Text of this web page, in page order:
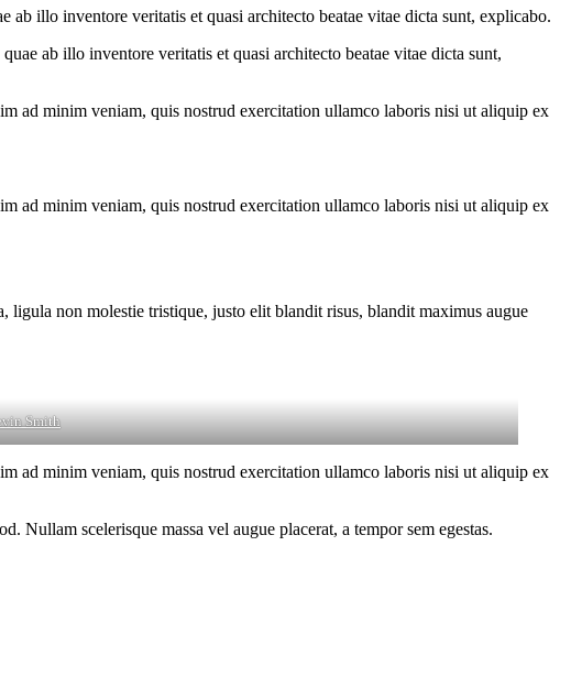
ab illo inventore veritatis et quasi architecto beatae vitae dicta sunt, explicabo.
ab illo inventore veritatis et quasi architecto beatae vitae dicta sunt,
ad minim veniam, quis nostrud exercitation ullamco laboris nisi ut aliquip ex
ad minim veniam, quis nostrud exercitation ullamco laboris nisi ut aliquip ex
ligula non molestie tristique, justo elit blandit risus, blandit maximus augue
Smith
ad minim veniam, quis nostrud exercitation ullamco laboris nisi ut aliquip ex
Nullam scelerisque massa vel augue placerat, a tempor sem egestas.